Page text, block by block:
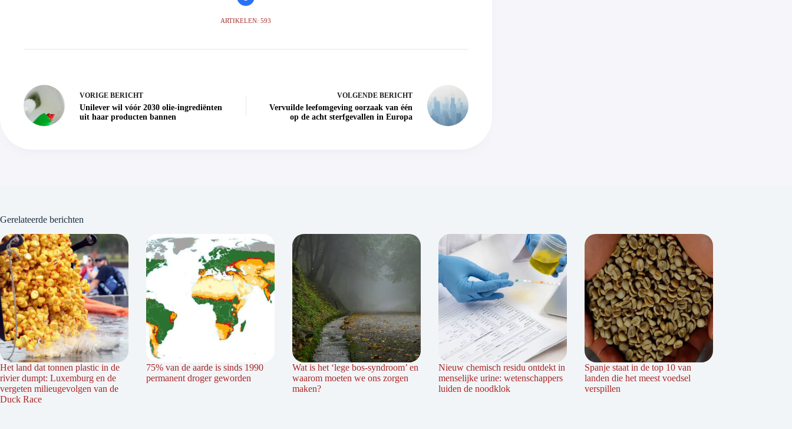
ARTIKELEN: 593
VORIGE BERICHT
Unilever wil vóór 2030 olie-ingrediënten
uit haar producten bannen
VOLGENDE BERICHT
Vervuilde leefomgeving oorzaak van één
op de acht sterfgevallen in Europa
Gerelateerde berichten
Het land dat tonnen plastic in de
rivier dumpt: Luxemburg en de
vergeten milieugevolgen van de
Duck Race
75% van de aarde is sinds 1990
permanent droger geworden
Wat is het ‘lege bos-syndroom’ en
waarom moeten we ons zorgen
maken?
Nieuw chemisch residu ontdekt in
menselijke urine: wetenschappers
luiden de noodklok
Spanje staat in de top 10 van
landen die het meest voedsel
verspillen